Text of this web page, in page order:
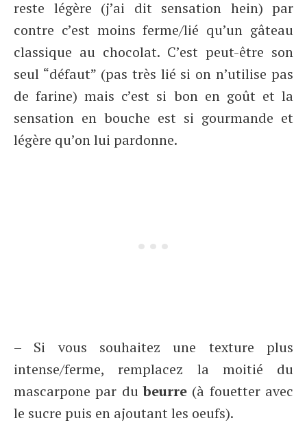
reste légère (j’ai dit sensation hein) par
contre c’est moins ferme/lié qu’un gâteau
classique au chocolat. C’est peut-être son
seul “défaut” (pas très lié si on n’utilise pas
de farine) mais c’est si bon en goût et la
sensation en bouche est si gourmande et
légère qu’on lui pardonne.
– Si vous souhaitez une texture plus
intense/ferme, remplacez la moitié du
mascarpone par dubeurre (à fouetter avec
le sucre puis en ajoutant les oeufs).